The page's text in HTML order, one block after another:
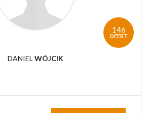
146
OFERT
DANIEL WÓJCIK